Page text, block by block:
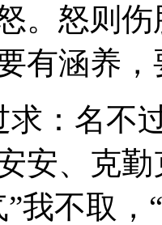
。怒则
有涵养
名不过
安、克
我不取